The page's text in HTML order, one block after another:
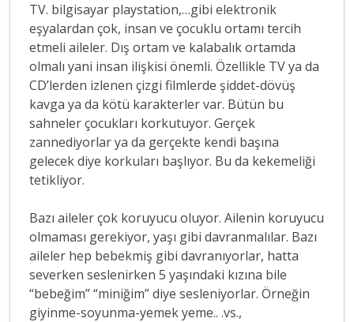
TV. bilgisayar playstation,…gibi elektronik
eşyalardan çok, insan ve çocuklu ortamı tercih
etmeli aileler. Dış ortam ve kalabalık ortamda
olmalı yani insan ilişkisi önemli. Özellikle TV ya da
CD’lerden izlenen çizgi filmlerde şiddet-dövüş
kavga ya da kötü karakterler var. Bütün bu
sahneler çocukları korkutuyor. Gerçek
zannediyorlar ya da gerçekte kendi başına
gelecek diye korkuları başlıyor. Bu da kekemeliği
tetikliyor.
Bazı aileler çok koruyucu oluyor. Ailenin koruyucu
olmaması gerekiyor, yaşı gibi davranmalılar. Bazı
aileler hep bebekmiş gibi davranıyorlar, hatta
severken seslenirken 5 yaşındaki kızına bile
“bebeğim” “miniğim” diye sesleniyorlar. Örneğin
giyinme-soyunma-yemek yeme.. .vs.,